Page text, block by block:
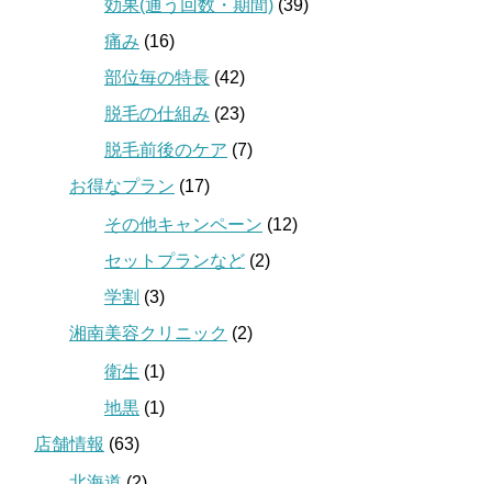
効果(通う回数・期間) (39)
痛み (16)
部位毎の特長 (42)
脱毛の仕組み (23)
脱毛前後のケア (7)
お得なプラン (17)
その他キャンペーン (12)
セットプランなど (2)
学割 (3)
湘南美容クリニック (2)
衛生 (1)
地黒 (1)
店舗情報 (63)